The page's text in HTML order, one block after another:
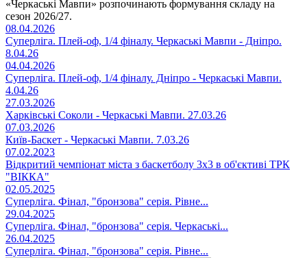
«Черкаські Мавпи» розпочинають формування складу на
сезон 2026/27.
08.04.2026
Суперліга. Плей-оф, 1/4 фіналу. Черкаські Мавпи - Дніпро.
8.04.26
04.04.2026
Суперліга. Плей-оф, 1/4 фіналу. Дніпро - Черкаські Мавпи.
4.04.26
27.03.2026
Харківські Соколи - Черкаські Мавпи. 27.03.26
07.03.2026
Київ-Баскет - Черкаські Мавпи. 7.03.26
07.02.2023
Відкритий чемпіонат міста з баскетболу 3х3 в об'єктиві ТРК
"ВІККА"
02.05.2025
Суперліга. Фінал, "бронзова" серія. Рівне...
29.04.2025
Суперліга. Фінал, "бронзова" серія. Черкаські...
26.04.2025
Суперліга. Фінал, "бронзова" серія. Рівне...